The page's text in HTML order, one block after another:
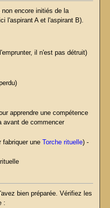
encore initiés de la
l'aspirant A et l'aspirant B).
il n'est pas détruit)
apprendre une compétence
avant de commencer
fabriquer une Torche rituelle) -
bien préparée. Vérifiez les
: